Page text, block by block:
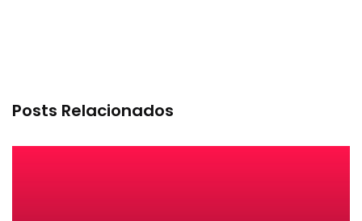
Posts Relacionados